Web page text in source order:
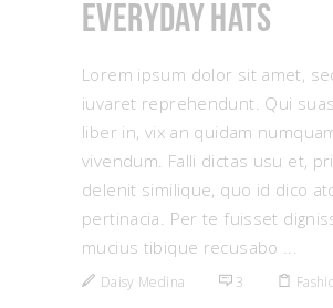
Everyday Hats
Lorem ipsum dolor sit amet,
iuvaret reprehendunt. Qui
liber in, vix an quidam
vivendum. Falli dictas usu et,
delenit similique, quo id dico
pertinacia. Per te fuisset
mucius tibique recusabo
Daisy Medina 3